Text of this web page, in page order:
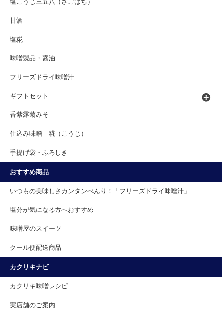
塩こうじ三五八（さごはち）
甘酒
塩糀
味噌製品・醤油
フリーズドライ味噌汁
ギフトセット
香紫露菊みそ
仕込み味噌 糀（こうじ）
手提げ袋・ふろしき
おすすめ商品
いつもの美味しさカンタンべんり！「フリーズドライ味噌汁」
塩分が気になる方へおすすめ
味噌屋のスイーツ
クール便配送商品
カクリキナビ
カクリキ味噌レシピ
実店舗のご案内